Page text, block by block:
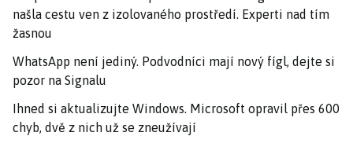
našla cestu ven z izolovaného prostředí. Experti nad tím
žasnou
WhatsApp není jediný. Podvodníci mají nový fígl, dejte si
pozor na Signalu
Ihned si aktualizujte Windows. Microsoft opravil přes 600
chyb, dvě z nich už se zneužívají